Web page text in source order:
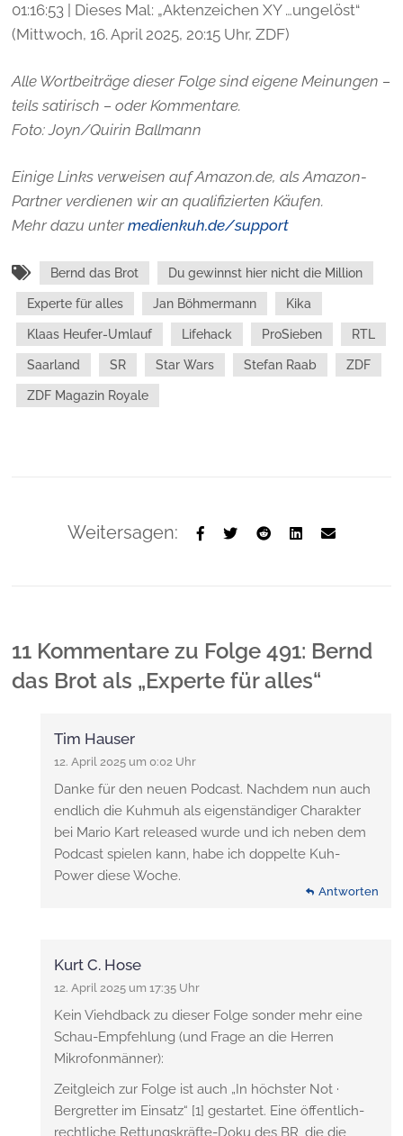
01:16:53 | Dieses Mal: „Aktenzeichen XY …ungelöst“
(Mittwoch, 16. April 2025, 20:15 Uhr, ZDF)
Alle Wortbeiträge dieser Folge sind eigene Meinungen –
teils satirisch – oder Kommentare.
Foto: Joyn/Quirin Ballmann
Einige Links verweisen auf Amazon.de, als Amazon-
Partner verdienen wir an qualifizierten Käufen.
Mehr dazu untermedienkuh.de/support
Bernd das Brot Du gewinnst hier nicht die Million
Experte für alles Jan Böhmermann Kika
Klaas Heufer-Umlauf Lifehack ProSieben RTL
Saarland SR Star Wars Stefan Raab ZDF
ZDF Magazin Royale
Weitersagen:
11 Kommentare zu Folge 491: Bernd
das Brot als „Experte für alles“
Tim Hauser
12. April 2025 um 0:02 Uhr
Danke für den neuen Podcast. Nachdem nun auch
endlich die Kuhmuh als eigenständiger Charakter
bei Mario Kart released wurde und ich neben dem
Podcast spielen kann, habe ich doppelte Kuh-
Power diese Woche.
Antworten
Kurt C. Hose
12. April 2025 um 17:35 Uhr
Kein Viehdback zu dieser Folge sonder mehr eine
Schau-Empfehlung (und Frage an die Herren
Mikrofonmänner):
Zeitgleich zur Folge ist auch „In höchster Not ·
Bergretter im Einsatz“ [1] gestartet. Eine öffentlich-
rechtliche Rettungskräfte-Doku des BR, die die